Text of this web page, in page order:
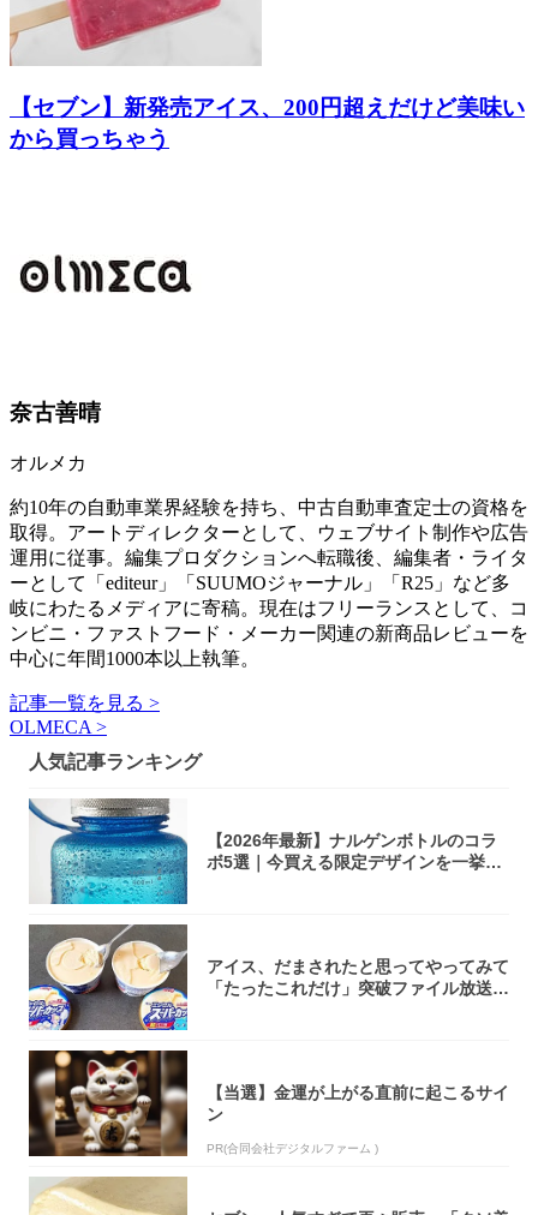
【セブン】新発売アイス、200円超えだけど美味い
から買っちゃう
奈古善晴
オルメカ
約10年の自動車業界経験を持ち、中古自動車査定士の資格を
取得。アートディレクターとして、ウェブサイト制作や広告
運用に従事。編集プロダクションへ転職後、編集者・ライタ
ーとして「editeur」「SUUMOジャーナル」「R25」など多
岐にわたるメディアに寄稿。現在はフリーランスとして、コ
ンビニ・ファストフード・メーカー関連の新商品レビューを
中心に年間1000本以上執筆。
記事一覧を見る >
OLMECA >
人気記事ランキング
【2026年最新】ナルゲンボトルのコラ
ボ5選｜今買える限定デザインを一挙紹
アイス、だまされたと思ってやってみて
「たったこれだけ」突破ファイル放送で
【当選】金運が上がる直前に起こるサイ
ン
PR(合同会社デジタルファーム )